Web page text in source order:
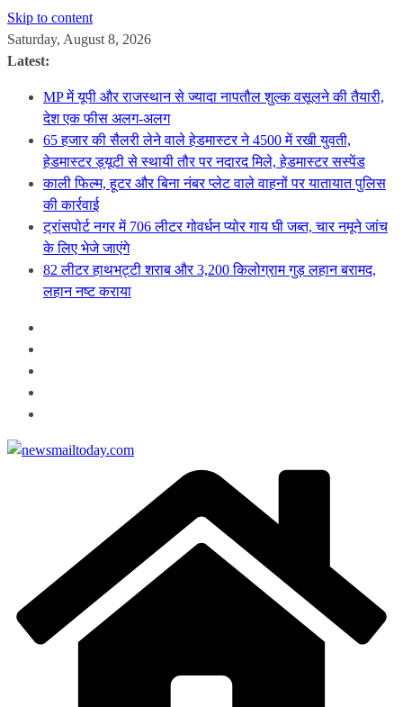
Skip to content
Saturday, August 8, 2026
Latest:
MP में यूपी और राजस्थान से ज्यादा नापतौल शुल्क वसूलने की तैयारी,
देश एक फीस अलग-अलग
65 हजार की सैलरी लेने वाले हेडमास्टर ने 4500 में रखी युवती,
हेडमास्टर ड्यूटी से स्थायी तौर पर नदारद मिले, हेडमास्टर सस्पेंड
काली फिल्म, हूटर और बिना नंबर प्लेट वाले वाहनों पर यातायात पुलिस
की कार्रवाई
ट्रांसपोर्ट नगर में 706 लीटर गोवर्धन प्योर गाय घी जब्त, चार नमूने जांच
के लिए भेजे जाएंगे
82 लीटर हाथभट्टी शराब और 3,200 किलोग्राम गुड़ लहान बरामद,
लहान नष्ट कराया